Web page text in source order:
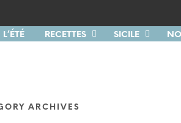
L’ÉTÉ RECETTES SICILE
ARCHIVES